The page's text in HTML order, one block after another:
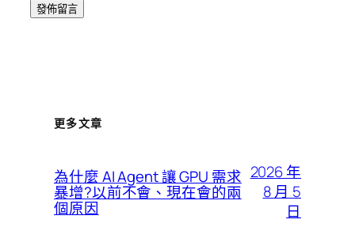
更多文章
為什麼 AI Agent 讓 GPU 需求
暴增?以前不會、現在會的兩
個原因
2026 年
8 月 5
日